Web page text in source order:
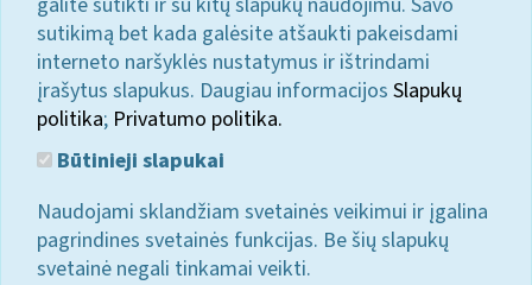
sutikimą bet kada galėsite atšaukti pakeisdami
interneto naršyklės nustatymus ir ištrindami
įrašytus slapukus. Daugiau informacijos Slapukų
politika; Privatumo politika.
Būtinieji slapukai
Naudojami sklandžiam svetainės veikimui ir įgalina
pagrindines svetainės funkcijas. Be šių slapukų
svetainė negali tinkamai veikti.